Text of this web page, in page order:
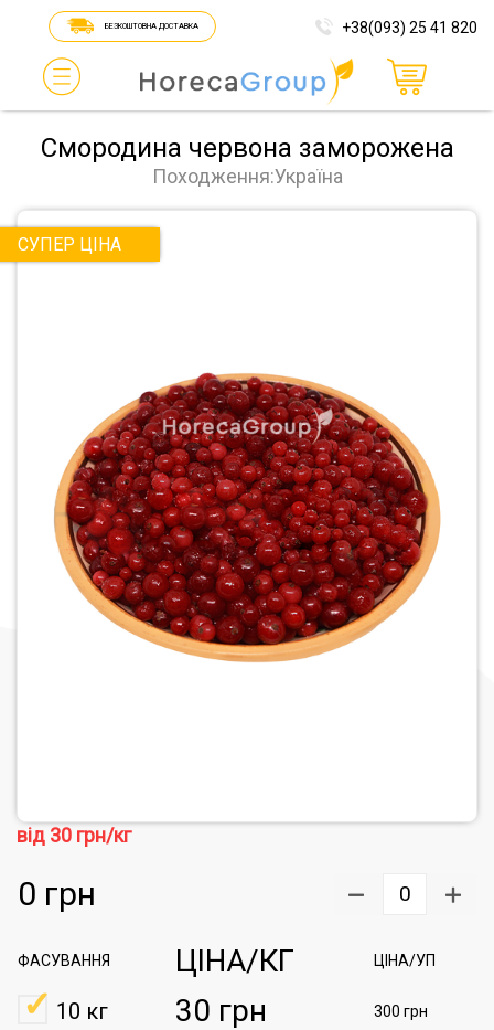
БЕЗКОШТОВНА ДОСТАВКА +38(093) 25 41 820
Смородина червона заморожена
Походження:Україна
СУПЕР ЦІНА
від 30 грн/кг
0 грн 0
ФАСУВАННЯ ЦІНА/КГ ЦІНА/УП
10 кг 30 грн 300 грн